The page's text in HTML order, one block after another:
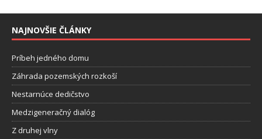
NAJNOVŠIE ČLÁNKY
Príbeh jedného domu
Záhrada pozemských rozkoší
Nestarnúce dedičstvo
Medzigeneračný dialóg
Z druhej vlny